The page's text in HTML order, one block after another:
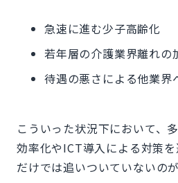
急速に進む少子高齢化
若年層の介護業界離れの
待遇の悪さによる他業界
こういった状況下において、
効率化やICT導入による対策
だけでは追いついていないのが